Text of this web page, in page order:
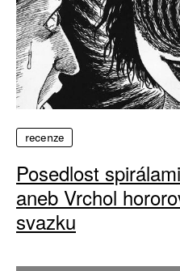
recenze
Posedlost
aneb Vrchol
svazku